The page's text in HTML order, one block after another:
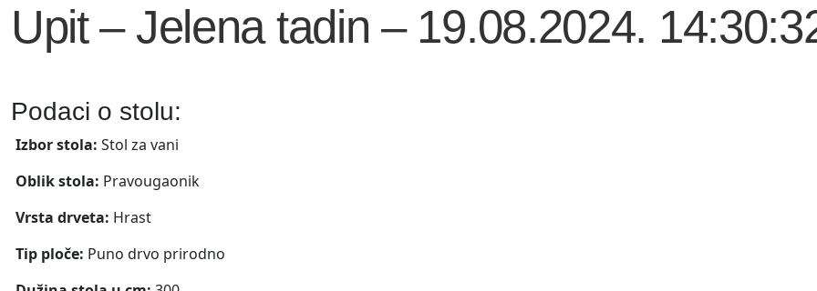
Upit – Jelena tadin – 19.08.2024.
Podaci o stolu:
Izbor stola: Stol za vani
Oblik stola: Pravougaonik
Vrsta drveta: Hrast
Tip ploče: Puno drvo prirodno